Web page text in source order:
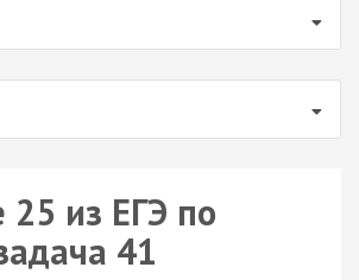
25 из ЕГЭ по
41